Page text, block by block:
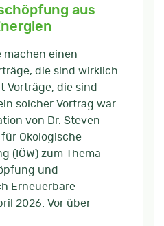
aus
machen einen
die sind wirklich
Vorträge, die sind
solcher Vortrag war
von Dr. Steven
Ökologische
(IÖW) zum Thema
und
Erneuerbare
2026. Vor über